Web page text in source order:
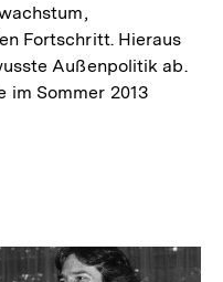
Fortschritt. Hieraus
Außenpolitik ab.
im Sommer 2013